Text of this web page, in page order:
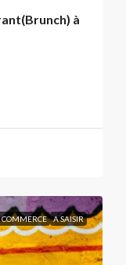
à
COMMERCE A SAISIR